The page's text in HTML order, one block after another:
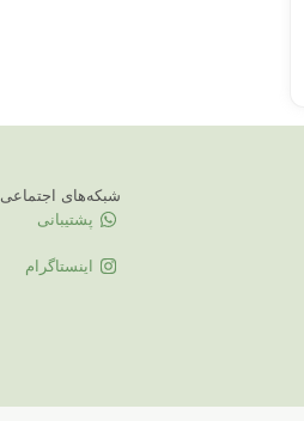
شبکه‌های اجتماعی
پشتیبانی
اینستاگرام